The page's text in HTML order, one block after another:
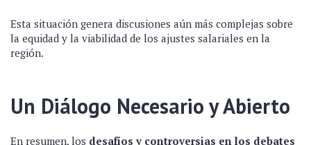
Esta situación genera discusiones aún más complejas sobre
la equidad y la viabilidad de los ajustes salariales en la
región.
Un Diálogo Necesario y Abierto
En resumen, los desafíos y controversias en los debates